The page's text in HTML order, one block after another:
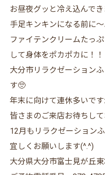
お昼夜グッと冷え込んで
手足キンキンになる前に〜
ファイテンクリームたっ
して身体をポカポカに！！
大分市リラクゼーション
す🥺
年末に向けて連休多いで
皆さまのご来店お待ちして
12月もリラクゼーション
宜しくお願いします(^.^)
大分県大分市富士見が丘